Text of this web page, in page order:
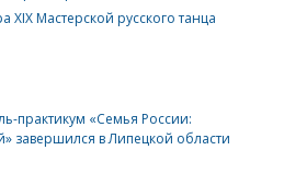
XIX Мастерской русского танца
практикум «Семья России:
завершился в Липецкой области